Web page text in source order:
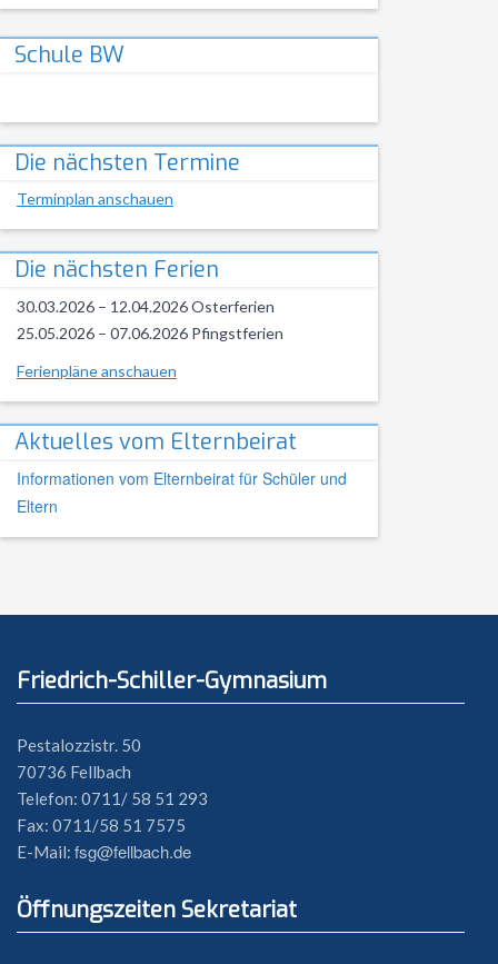
Schule BW
Die nächsten Termine
Terminplan anschauen
Die nächsten Ferien
30.03.2026 – 12.04.2026 Osterferien
25.05.2026 – 07.06.2026 Pfingstferien
Ferienpläne anschauen
Aktuelles vom Elternbeirat
Informationen vom Elternbeirat für Schüler und
Eltern
Friedrich-Schiller-Gymnasium
Pestalozzistr. 50
70736 Fellbach
Telefon: 0711/ 58 51 293
Fax: 0711/58 51 7575
E-Mail: fsg@fellbach.de
Öffnungszeiten Sekretariat